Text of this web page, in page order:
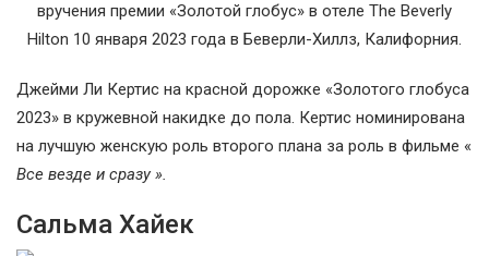
Джейми Ли Кертис на красной дорожке «Золотого глобуса
2023» в кружевной накидке до пола. Кертис номинирована
на лучшую женскую роль второго плана за роль в фильме «
Все везде и сразу ».
Сальма Хайек